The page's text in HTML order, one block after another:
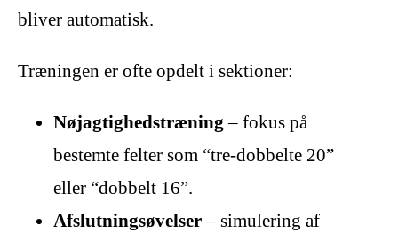
bliver automatisk.
Træningen er ofte opdelt i sektioner:
Nøjagtighedstræning – fokus på
bestemte felter som “tre-dobbelte 20”
eller “dobbelt 16”.
Afslutningsøvelser– simulering af